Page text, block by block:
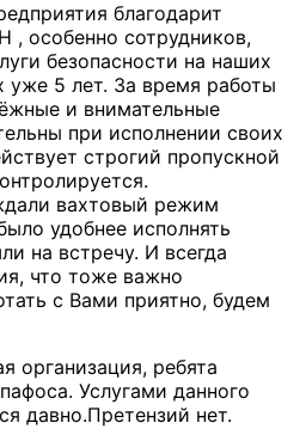
благодарит
особенно сотрудников,
безопасности на наших
уже 5 лет. За время работы
и внимательные
при исполнении своих
строгий пропускной
вахтовый режим
удобнее исполнять
на встречу. И всегда
что тоже важно
с Вами приятно, будем
организация, ребята
Услугами данного
давно.Претензий нет.